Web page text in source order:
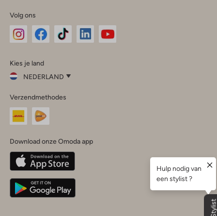
Volg ons
InstagramFacebook
Kies je land
NEDERLAND
je
land
Nederland
Belgique(Français)
Deutschland
Verzendmethodes
Download onze Omoda app